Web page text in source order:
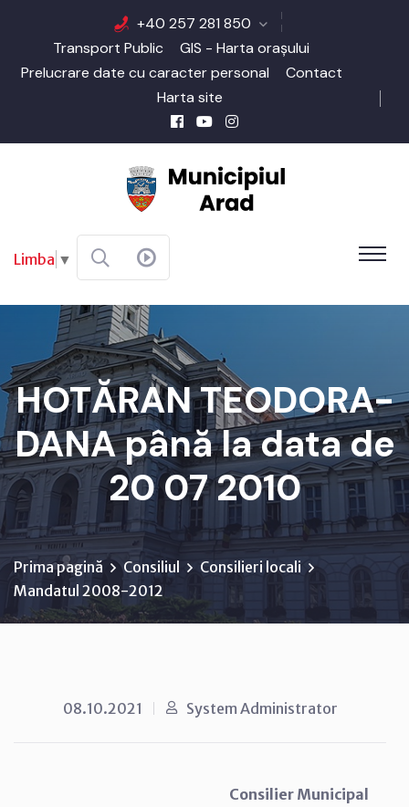
+40 257 281 850
Transport Public
GIS - Harta orașului
Prelucrare date cu caracter personal
Contact
Harta site
Limba ▼
HOTĂRAN TEODORA-
DANA până la data de
20 07 2010
Prima pagină Consiliul
Consilieri locali
Mandatul 2008-2012
08.10.2021 System Administrator
Consilier Municipal